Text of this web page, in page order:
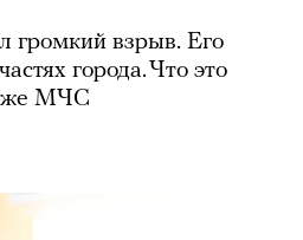
громкий взрыв. Его
города. Что это
МЧС